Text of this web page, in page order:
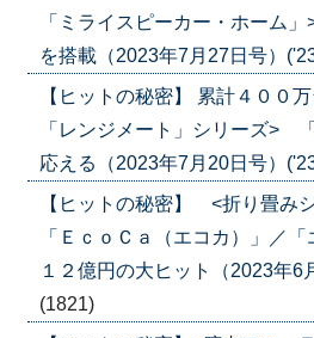
「ミライスピーカー・ホーム
を搭載（2023年7月27日号）
【ヒットの秘密】 累計４００
「レンジメート」シリーズ>
応える（2023年7月20日号）
【ヒットの秘密】 <折り畳み
「ＥｃｏＣａ（エコカ）」／
１２億円の大ヒット（2023年6
(1821)